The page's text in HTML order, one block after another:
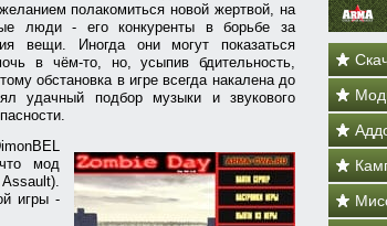
полакомиться новой жертвой, на
люди - его конкуренты в борьбе за
вещи. Иногда они могут показаться
в чём-то, но, усыпив бдительность,
обстановка в игре всегда накалена до
удачный подбор музыки и звукового
мод
игры -